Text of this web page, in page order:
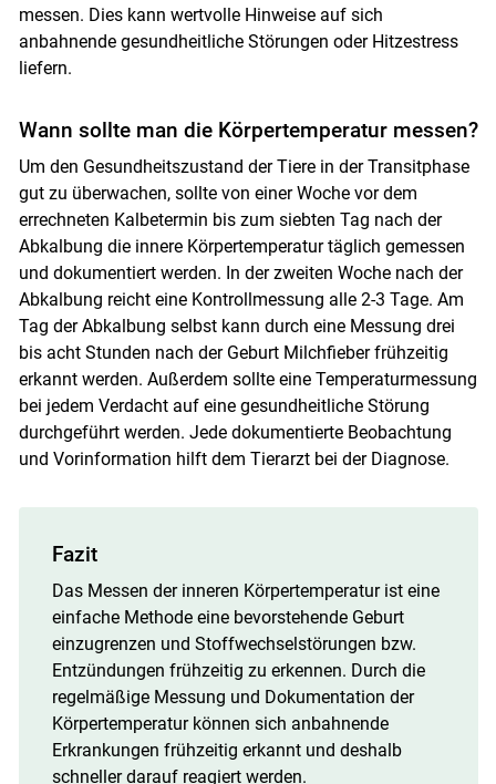
messen. Dies kann wertvolle Hinweise auf sich
anbahnende gesundheitliche Störungen oder Hitzestress
liefern.
Wann sollte man die Körpertemperatur messen?
Um den Gesundheitszustand der Tiere in der Transitphase
gut zu überwachen, sollte von einer Woche vor dem
errechneten Kalbetermin bis zum siebten Tag nach der
Abkalbung die innere Körpertemperatur täglich gemessen
und dokumentiert werden. In der zweiten Woche nach der
Abkalbung reicht eine Kontrollmessung alle 2-3 Tage. Am
Tag der Abkalbung selbst kann durch eine Messung drei
bis acht Stunden nach der Geburt Milchfieber frühzeitig
erkannt werden. Außerdem sollte eine Temperaturmessung
bei jedem Verdacht auf eine gesundheitliche Störung
durchgeführt werden. Jede dokumentierte Beobachtung
und Vorinformation hilft dem Tierarzt bei der Diagnose.
Fazit
Das Messen der inneren Körpertemperatur ist eine
einfache Methode eine bevorstehende Geburt
einzugrenzen und Stoffwechselstörungen bzw.
Entzündungen frühzeitig zu erkennen. Durch die
regelmäßige Messung und Dokumentation der
Körpertemperatur können sich anbahnende
Erkrankungen frühzeitig erkannt und deshalb
schneller darauf reagiert werden.